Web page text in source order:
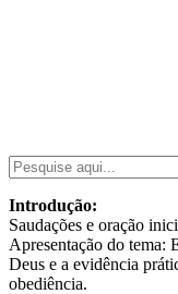
Introdução:
Saudações e oração
Apresentação do tema:
Deus e a evidência
obediência.